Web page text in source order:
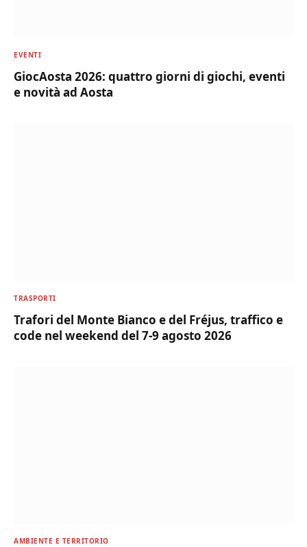
EVENTI
GiocAosta 2026: quattro giorni di giochi, eventi
e novità ad Aosta
TRASPORTI
Trafori del Monte Bianco e del Fréjus, traffico e
code nel weekend del 7-9 agosto 2026
AMBIENTE E TERRITORIO